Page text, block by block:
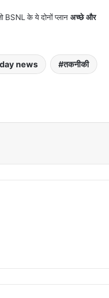
BSNL के ये दोनों प्लान अच्छे और
news तकनीकी